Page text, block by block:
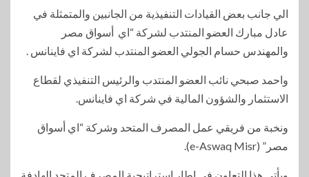
الي جانب بعض القيادات التنفيذية من الجانبين والمتمثلة في
عادل مبارك العضو المنتدب لشركة “اي أسواق مصر
والمهندس حسام الجولي العضو المنتدب لشركة اي فاينانس .
واحمد صبحي نائب العضو المنتدب والرئيس التنفيذي لقطاع
الاستثمار والشؤون المالية في شركة اي فاينانس.
ونخبة من فريقي عمل المصرف المتحد وشركة “اي أسواق
مصر” (e-Aswaq Misr).